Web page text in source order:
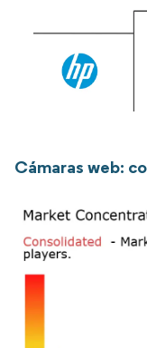
Cámaras web: